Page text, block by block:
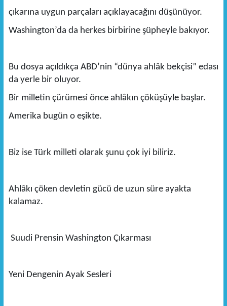
çıkarına uygun parçaları açıklayacağını düşünüyor.
Washington’da da herkes birbirine şüpheyle bakıyor.
Bu dosya açıldıkça ABD’nin “dünya ahlâk bekçisi” edası
da yerle bir oluyor.
Bir milletin çürümesi önce ahlâkın çöküşüyle başlar.
Amerika bugün o eşikte.
Biz ise Türk milleti olarak şunu çok iyi biliriz.
Ahlâkı çöken devletin gücü de uzun süre ayakta
kalamaz.
Suudi Prensin Washington Çıkarması
Yeni Dengenin Ayak Sesleri